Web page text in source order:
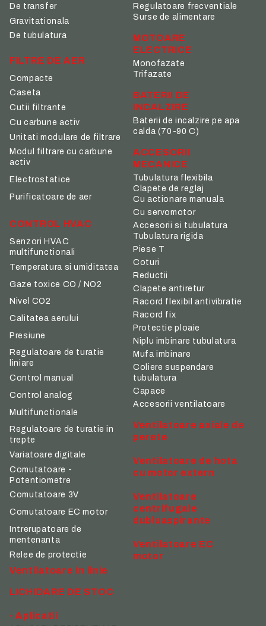
De transfer
Gravitationala
De tubulatura
FILTRE DE AER
Compacte
Caseta
Cutii filtrante
Cu carbune activ
Unitati modulare de filtrare
Modul filtrare cu carbune
activ
Electrostatice
Purificatoare de aer
CONTROL HVAC
Senzori HVAC
multifunctionali
Temperatura si umiditatea
Gaze toxice CO / NO2
Nivel CO2
Calitatea aerului
Presiune
Regulatoare de turatie
liniare
Control manual
Control analog
Multifunctionale
Regulatoare de turatie in
trepte
Variatoare digitale
Comutatoare -
Potentiometre
Comutatoare 3V
Comutatoare EC motor
Intrerupatoare de
mentenanta
Relee de protectie
Regulatoare frecventiale
Surse de alimentare
MOTOARE
ELECTRICE
Monofazate
Trifazate
BATERII DE
INCALZIRE
Baterii de incalzire pe apa
calda (70-90 C)
ACCESORII
MECANICE
Tubulatura flexibila
Clapete de reglaj
Cu actionare manuala
Cu servomotor
Accesorii si tubulatura
Tubulatura rigida
Piese T
Coturi
Reductii
Clapete antiretur
Racord flexibil antivibratie
Racord fix
Protectie ploaie
Niplu imbinare tubulatura
Mufa imbinare
Coliere suspendare
tubulatura
Capace
Accesorii ventilatoare
Ventilatoare axiale de
perete
Ventilatoare de hota
cu motor extern
Ventilatoare
centrifugale
dubluaspirante
Ventilatoare EC
motor
Ventilatoare in linie
LICHIDARE DE STOC
- Aplicatii